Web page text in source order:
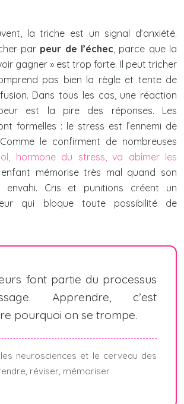
la triche est un signal d’anxiété.
par peur de l’échec, parce que la
gagner » est trop forte. Il peut tricher
pas bien la règle et tente de
Dans tous les cas, une réaction
est la pire des réponses. Les
formelles : le stress est l’ennemi de
Comme le confirment de nombreuses
hormone du stress, va abîmer les
mémorise très mal quand son
envahi. Cris et punitions créent un
qui bloque toute possibilité de
font partie du processus
Apprendre, c’est
pourquoi on se trompe.
neurosciences et le cerveau des
réviser, mémoriser